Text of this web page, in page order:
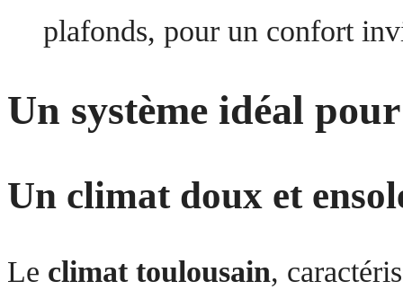
plafonds, pour un confort
Un système idéal
Un climat doux et
Le climat toulousain,